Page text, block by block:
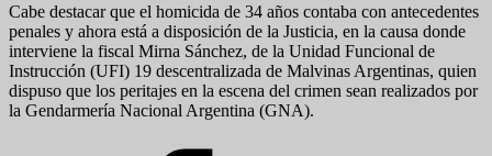
Cabe destacar que el homicida de 34 años contaba con antecedentes
penales y ahora está a disposición de la Justicia, en la causa donde
interviene la fiscal Mirna Sánchez, de la Unidad Funcional de
Instrucción (UFI) 19 descentralizada de Malvinas Argentinas, quien
dispuso que los peritajes en la escena del crimen sean realizados por
la Gendarmería Nacional Argentina (GNA).